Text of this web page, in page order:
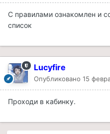
С правилами ознакомлен и
список
Lucyfire
Опубликовано 15
Проходи в кабинку.